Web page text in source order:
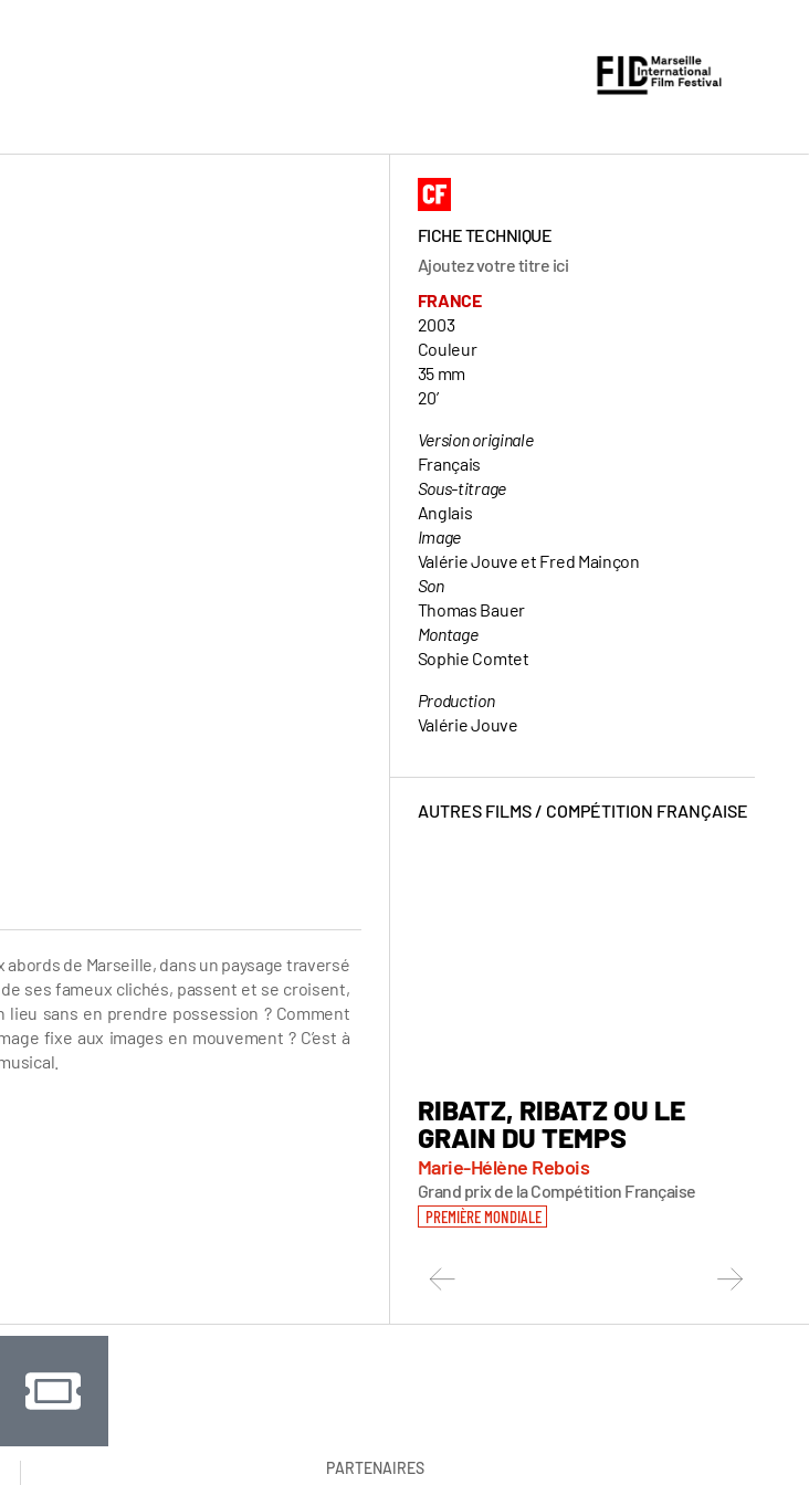
de Marseille, dans un paysage traversé
ses fameux clichés, passent et se croisent,
sans en prendre possession ? Comment
fixe aux images en mouvement ? C’est à
FICHE TECHNIQUE
Ajoutez votre titre ici
FRANCE
2003
Couleur
35 mm
20’
Version originale
Français
Sous-titrage
Anglais
Image
Valérie Jouve et Fred Mainçon
Son
Thomas Bauer
Montage
Sophie Comtet
Production
Valérie Jouve
AUTRES FILMS / COMPÉTITION FRANÇAISE
RIBATZ, RIBATZ OU LE
GRAIN DU TEMPS
Marie-Hélène Rebois
Grand prix de la Compétition Française
PREMIÈRE MONDIALE
PARTENAIRES